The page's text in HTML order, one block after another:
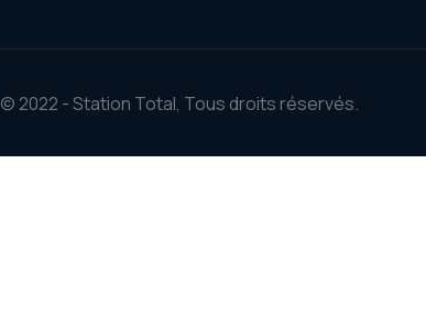
© 2022 - Station Total, Tous droits réservés.